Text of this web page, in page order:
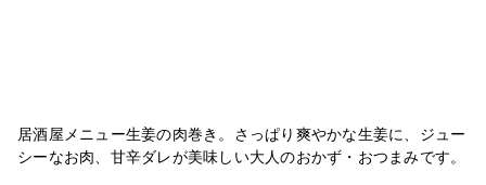
居酒屋メニュー生姜の肉巻き。さっぱり爽やかな生姜に、ジュー
シーなお肉、甘辛ダレが美味しい大人のおかず・おつまみです。